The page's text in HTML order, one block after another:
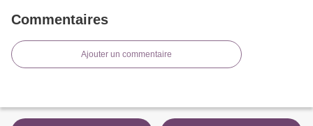
Commentaires
Ajouter un commentaire